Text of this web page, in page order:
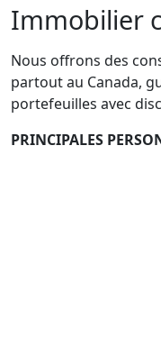
Immobilier
Nous offrons des
partout au Canada,
portefeuilles avec
PRINCIPALES